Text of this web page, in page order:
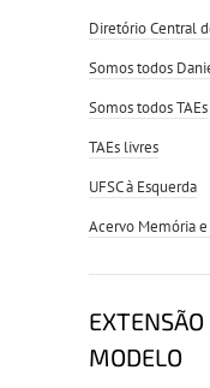
Diretório Central
Somos todos
Somos todos TAEs
TAEs livres
UFSC à Esquerda
Acervo Memória
EXTENSÃO
MODELO